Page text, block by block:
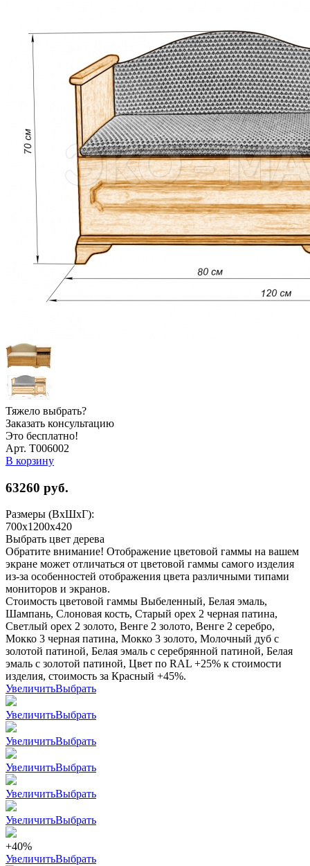
Тяжело выбрать?
Заказать консультацию
Это бесплатно!
Арт. Т006002
В корзину
63260 руб.
Размеры (ВхШхГ):
700x1200x420
Выбрать цвет дерева
Обратите внимание! Отображение цветовой гаммы на вашем
экране может отличаться от цветовой гаммы самого изделия
из-за особенностей отображения цвета различными типами
мониторов и экранов.
Стоимость цветовой гаммы Выбеленный, Белая эмаль,
Шампань, Слоновая кость, Старый орех 2 черная патина,
Светлый орех 2 золото, Венге 2 золото, Венге 2 серебро,
Мокко 3 черная патина, Мокко 3 золото, Молочный дуб с
золотой патиной, Белая эмаль с серебрянной патиной, Белая
эмаль с золотой патиной, Цвет по RAL +25% к стоимости
изделия, стоимость за Красный +45%.
УвеличитьВыбрать
УвеличитьВыбрать
УвеличитьВыбрать
УвеличитьВыбрать
УвеличитьВыбрать
УвеличитьВыбрать
+40%
УвеличитьВыбрать